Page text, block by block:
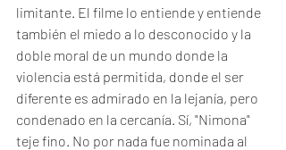
limitante. El filme lo entiende y entiende
también el miedo a lo desconocido y la
doble moral de un mundo donde la
violencia está permitida, donde el ser
diferente es admirado en la lejanía, pero
condenado en la cercanía. Sí, "Nimona"
teje fino. No por nada fue nominada al